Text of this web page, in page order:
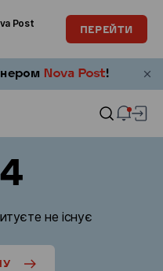
Post
ПЕРЕЙТИ
не існує